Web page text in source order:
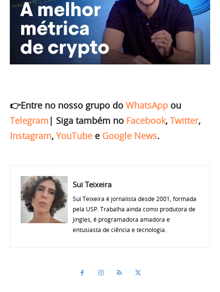
👉Entre no nosso grupo do WhatsApp ou
Telegram | Siga também no Facebook, Twitter,
Instagram, YouTube e Google News.
Sui Teixeira
Sui Teixeira é jornalista desde 2001, formada
pela USP. Trabalha ainda como produtora de
jingles, é programadora amadora e
entusiasta de ciência e tecnologia.